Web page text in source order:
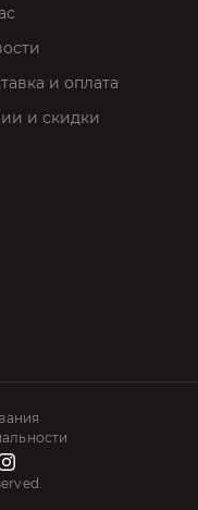
и оплата
и скидки